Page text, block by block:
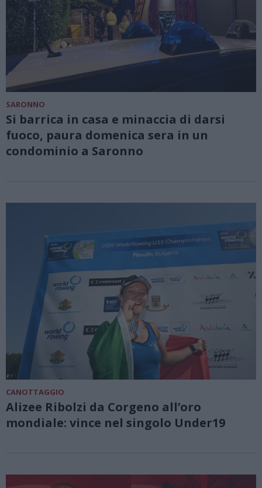
SARONNO
Si barrica in casa e minaccia di darsi
fuoco, paura domenica sera in un
condominio a Saronno
CANOTTAGGIO
Alizee Ribolzi da Corgeno all’oro
mondiale: vince nel singolo Under19